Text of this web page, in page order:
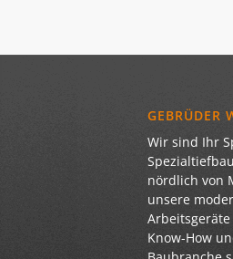
GEBRÜDER
Wir sind Ihr
nördlich von
unsere
Know-How